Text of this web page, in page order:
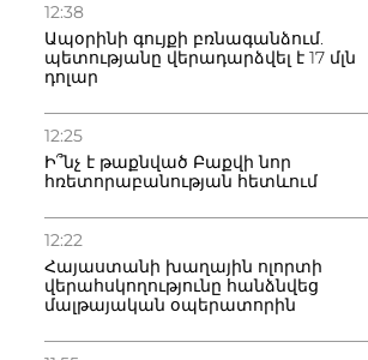
12:38
Ապօրինի գույքի բռնագանձում.
պետությանը վերադարձվել է 17 մլն
դոլար
12:25
Ի՞նչ է թաքնված Բաքվի նոր
հռետորաբանության հետևում
12:22
Հայաստանի խաղային ոլորտի
վերահսկողությունը հանձնվեց
մալթայական օպերատորին